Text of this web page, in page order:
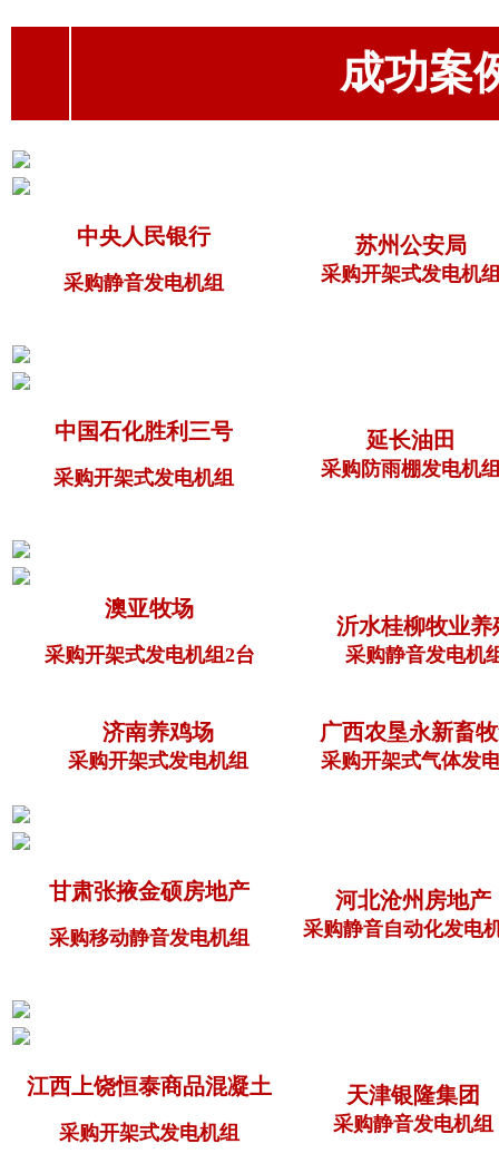
成功案例（
中央人民银行
采购静音发电机组
苏州公安局
采购开架式发电机
中国石化胜利三号
采购开架式发电机组
延长油田
采购防雨棚发电机
澳亚牧场
采购开架式发电机组2台
沂水桂柳牧业养
采购静音发电机
济南养鸡场
采购开架式发电机组
广西农垦永新畜牧
采购开架式气体发
甘肃张掖金硕房地产
采购移动静音发电机组
河北沧州房地产
采购静音自动化发电
江西上饶恒泰商品混凝土
采购开架式发电机组
天津银隆集团
采购静音发电机组